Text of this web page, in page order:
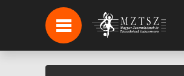
HÍREK
HÍRLEVÉL FELIRATKOZÁS